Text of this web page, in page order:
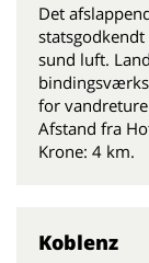
Det
sund luft.
for
Afstand fra
Krone: 4 km.
Koblenz